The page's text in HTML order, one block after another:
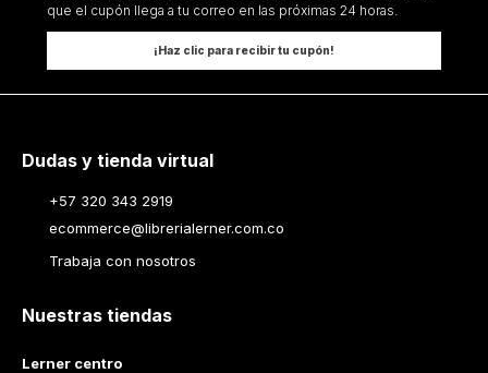
que el cupón llega a tu correo en las próximas 24 horas.
¡Haz clic para recibir tu cupón!
Dudas y tienda virtual
+57 320 343 2919
ecommerce@librerialerner.com.co
Trabaja con nosotros
Nuestras tiendas
Lerner centro